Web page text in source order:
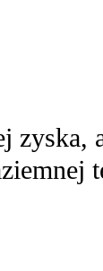
zyska,